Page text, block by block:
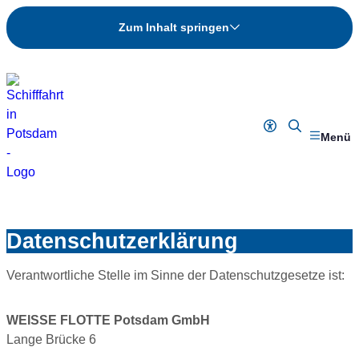
Zum Inhalt springen
Fahrten-
Suche
Menü
Datenschutzerklärung
Verantwortliche Stelle im Sinne der Datenschutzgesetze ist:
WEISSE FLOTTE Potsdam GmbH
Lange Brücke 6